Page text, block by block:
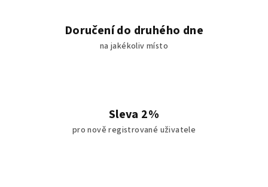
Doručení do druhého dne
na jakékoliv místo
Sleva 2%
pro nově registrované uživatele